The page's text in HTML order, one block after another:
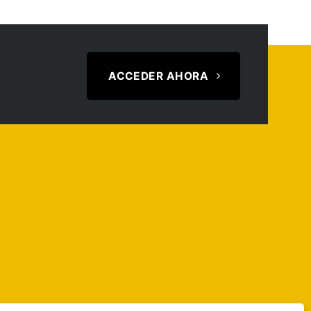
ACCEDER AHORA